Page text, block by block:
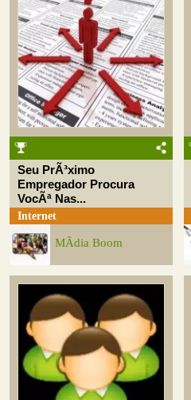
Seu PrÃ³ximo
Empregador Procura
VocÃª Nas...
Internet
MÃ­dia Boom